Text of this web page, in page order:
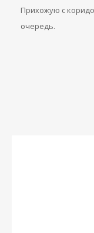
Прихожую с
очередь.